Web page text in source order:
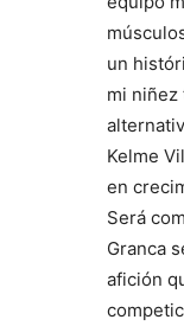
un
mi niñez
Kelme
en
Será
Granca
afición